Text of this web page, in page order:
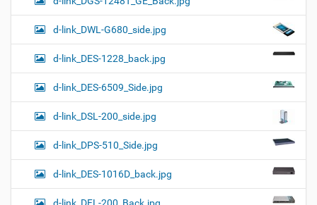
d-link_DWL-G680_side.jpg
d-link_DES-1228_back.jpg
d-link_DES-6509_Side.jpg
d-link_DSL-200_side.jpg
d-link_DPS-510_Side.jpg
d-link_DES-1016D_back.jpg
d-link_DFL-200_Back.jpg